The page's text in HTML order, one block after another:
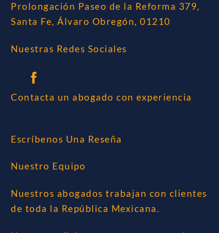
Prolongación Paseo de la Reforma 379,
Santa Fe, Álvaro Obregón, 01210
Nuestras Redes Sociales
Contacta un abogado con experiencia
Escríbenos Una Reseña
Nuestro Equipo
Nuestros abogados trabajan con clientes
de toda la República Mexicana.